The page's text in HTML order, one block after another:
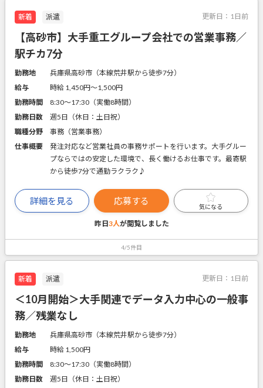
新着 派遣 更新日： 1日前
【高砂市】大手重工グループ会社での営業事務／
駅チカ7分
勤務地
兵庫県高砂市（本線荒井駅から徒歩7分）
給与
時給 1,450円〜1,500円
勤務時間
8:30～17:30（実働8時間）
勤務日数
週5日（休日：土日祝）
職種分野
事務（営業事務）
仕事概要
発注対応など営業社員の事務サポートを行います。大手グルー
プならではの安定した環境で、長く働けるお仕事です。最寄駅
から徒歩7分で通勤ラクラク♪
詳細を見る 応募する
気になる
昨日3人が閲覧しました
4/5件目
新着 派遣 更新日： 1日前
＜10月開始＞大手関連でデータ入力中心の一般事
務／残業なし
勤務地
兵庫県高砂市（本線荒井駅から徒歩7分）
給与
時給 1,500円
勤務時間
8:30～17:30（実働8時間）
勤務日数
週5日（休日：土日祝）